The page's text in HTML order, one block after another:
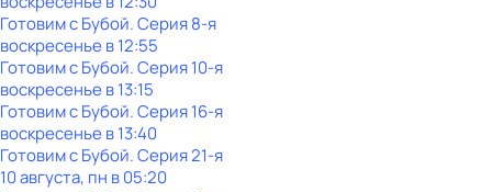
Готовим с Бубой. Серия 8-я
воскресенье в12:55
Готовим с Бубой. Серия 10-я
воскресенье в13:15
Готовим с Бубой. Серия 16-я
воскресенье в13:40
Готовим с Бубой. Серия 21-я
10 августа, пн в 05:20